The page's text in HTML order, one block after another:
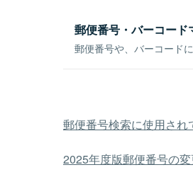
郵便番号・バーコード
郵便番号や、バーコード
郵便番号検索に使用され
2025年度版郵便番号の